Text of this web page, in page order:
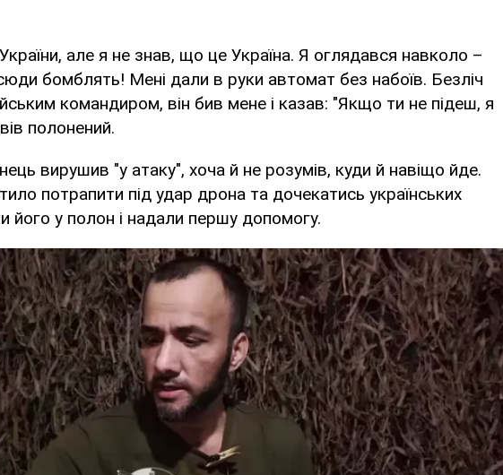
але я не знав, що це Україна. Я оглядався навколо –
бомблять! Мені дали в руки автомат без набоїв. Безліч
командиром, він бив мене і казав: "Якщо ти не підеш, я
полонений.
вирушив "у атаку", хоча й не розумів, куди й навіщо йде.
потрапити під удар дрона та дочекатись українських
його у полон і надали першу допомогу.